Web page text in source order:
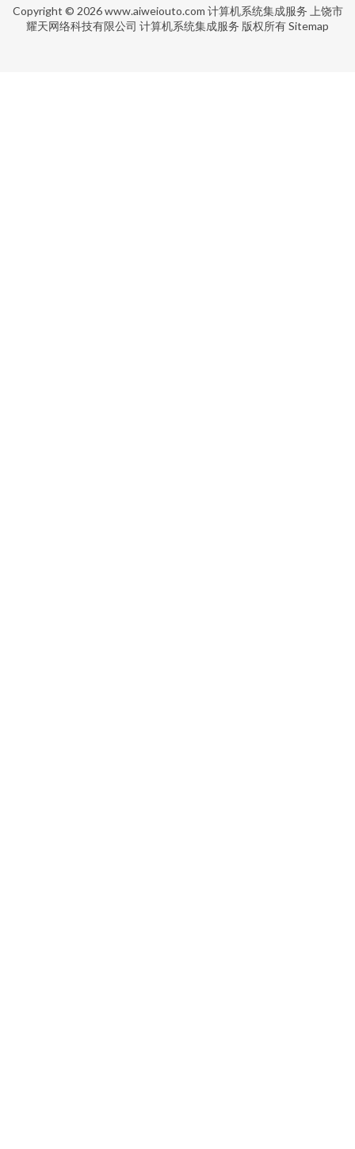
Copyright © 2026www.aiweiouto.com 计算机系统集成服务 上饶市
耀天网络科技有限公司 计算机系统集成服务 版权所有Sitemap